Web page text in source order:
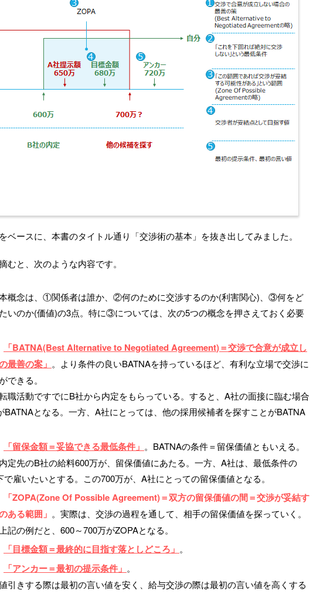
ベースに、本書のタイトル通り「交渉術の基本」を抜き出してみました。
むと、次のような内容です。
概念は、①関係者は誰か、②何のために交渉するのか(利害関心)、③何をど
いのか(価値)の3点。特に③については、次の5つの概念を押さえておく必要
「BATNA(Best Alternative to Negotiated Agreement)＝交渉で合意が成立し
最善の案」 。より条件の良いBATNAを持っているほど、有利な立場で交渉に
できる。
職活動ですでにB社から内定をもらっている。すると、A社の面接に臨む場合
BATNAとなる。一方、A社にとっては、他の採用候補者を探すことがBATNA
「留保金額＝妥協できる最低条件」 。BATNAの条件＝留保価値ともいえる。
定先のB社の給料600万が、留保価値にあたる。一方、A社は、最低条件の
で雇いたいとする。この700万が、A社にとっての留保価値となる。
「ZOPA(Zone Of Possible Agreement)＝双方の留保価値の間＝交渉が妥結す
ある範囲」 。実際は、交渉の過程を通して、相手の留保価値を探っていく。
記の例だと、600～700万がZOPAとなる。
「目標金額＝最終的に目指す落としどころ」 。
「アンカー＝最初の提示条件」 。
引きする際は最初の言い値を安く、給与交渉の際は最初の言い値を高くする